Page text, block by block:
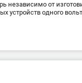
независимо от
устройств одного